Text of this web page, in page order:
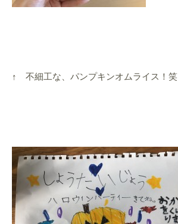
↑ 不細工な、パンプキンオムライス！笑